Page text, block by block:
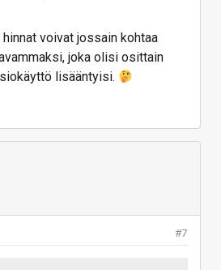
voivat jossain kohtaa
joka olisi osittain
lisääntyisi.
#7